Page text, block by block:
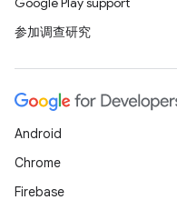
参加调查研究
Android
Chrome
Firebase